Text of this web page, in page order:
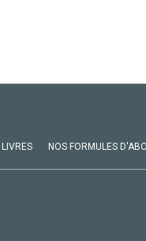
LIVRES NOS FORMULES